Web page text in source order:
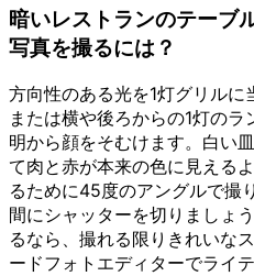
暗いレストランのテーブ
写真を撮るには？
方向性のある光を1灯グリル
または横や後ろからの1灯の
明から顔をそむけます。白い
て肉と赤が本来の色に見える
るために45度のアングルで撮
間にシャッターを切りましょ
るなら、撮れる限りきれいな
ードフォトエディターでライ